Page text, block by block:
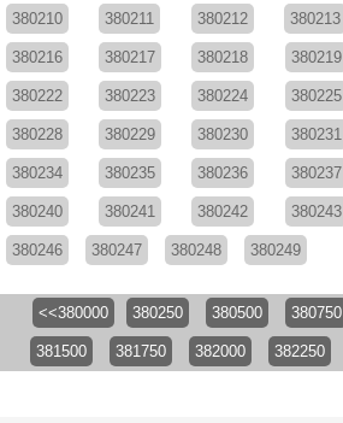
380210 380211 380212 380213
380216 380217 380218 380219
380222 380223 380224 380225
380228 380229 380230 380231
380234 380235 380236 380237
380240 380241 380242 380243
380246 380247 380248 380249
<<380000 380250 380500 380750
381500 381750 382000 382250